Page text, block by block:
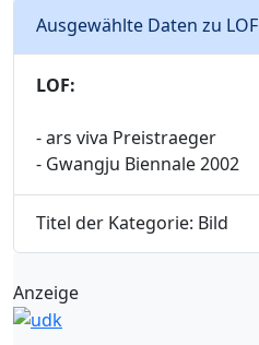
Ausgewählte Daten zu LOF
LOF:
- ars viva Preistraeger
- Gwangju Biennale 2002
Titel der Kategorie: Bild
Anzeige